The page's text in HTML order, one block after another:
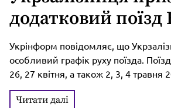
додатковий поїзд
-Трускавець
Укрінформ повідомляє, що
особливий графік руху поїзда.
26, 27 квітня, а також 2, 3, 4 травня
Відправлення з...
Читати далі